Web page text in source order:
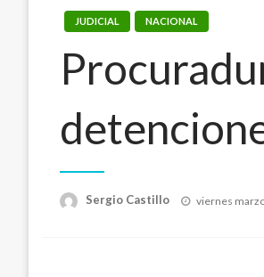
JUDICIAL NACIONAL
Sergio Castillo
Publicado
viernes